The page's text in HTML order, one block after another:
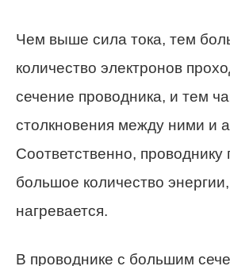
Чем выше сила тока, тем
количество электронов
сечение проводника, и тем
столкновения между ними и
Соответственно, проводнику
большое количество
нагревается.
В проводнике с большим